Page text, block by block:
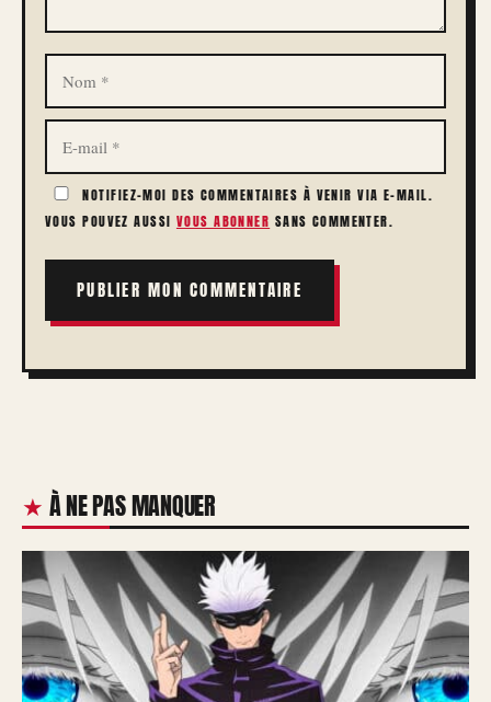
MAIL
NOTIFIEZ-MOI DES COMMENTAIRES À VENIR VIA E-MAIL.
VOUS POUVEZ AUSSI VOUS ABONNER SANS COMMENTER.
À NE PAS MANQUER